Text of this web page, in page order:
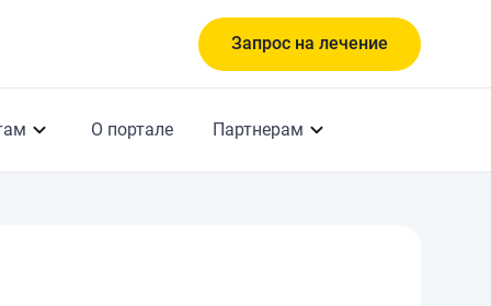
Запрос на лечение
О портале Партнерам